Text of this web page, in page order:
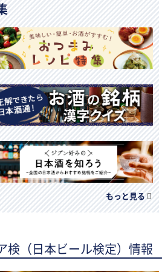
もっと見る
検（日本ビール検定）情報